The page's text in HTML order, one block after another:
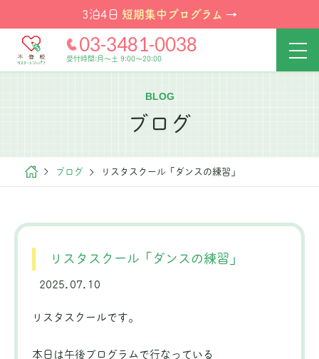
3泊4日 短期集中プログラム →
03-3481-0038
受付時間:月～土 9:00～20:00
BLOG
ブログ
ブログ リスタスクール「ダンスの練習」
リスタスクール「ダンスの練習」
2025.07.10
リスタスクールです。
本日は午後プログラムで行なっている